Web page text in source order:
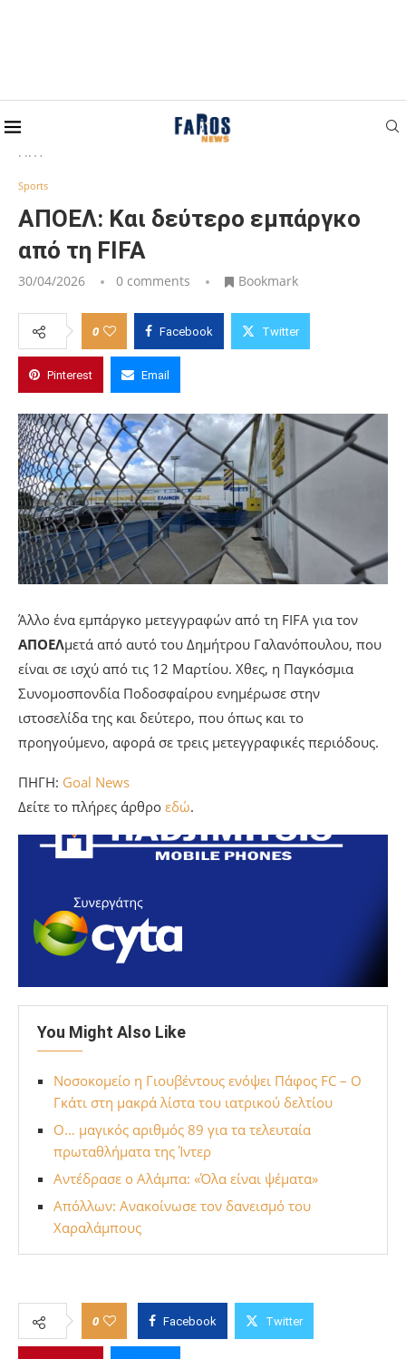
Home
ΑΠΟΕΛ: Και δεύτερο εμπάργκο από τη
FIFA
Sports
ΑΠΟΕΛ: Και δεύτερο εμπάργκο
από τη FIFA
30/04/2026 0 comments Bookmark
0 Facebook Twitter
Pinterest Email
Άλλο ένα εμπάργκο μετεγγραφών από τη FIFA για τον
ΑΠΟΕΛμετά από αυτό του Δημήτρου Γαλανόπουλου, που
είναι σε ισχύ από τις 12 Μαρτίου. Χθες, η Παγκόσμια
Συνομοσπονδία Ποδοσφαίρου ενημέρωσε στην
ιστοσελίδα της και δεύτερο, που όπως και το
προηγούμενο, αφορά σε τρεις μετεγγραφικές περιόδους.
ΠΗΓΗ: Goal News
Δείτε το πλήρες άρθρο εδώ.
You Might Also Like
Νοσοκομείο η Γιουβέντους ενόψει Πάφος FC – Ο
Γκάτι στη μακρά λίστα του ιατρικού δελτίου
Ο… μαγικός αριθμός 89 για τα τελευταία
πρωταθλήματα της Ίντερ
Αντέδρασε ο Αλάμπα: «Όλα είναι ψέματα»
Απόλλων: Ανακοίνωσε τον δανεισμό του
Χαραλάμπους
0 Facebook Twitter